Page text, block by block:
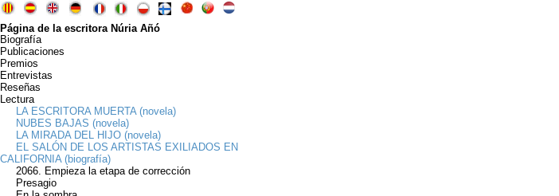
Biografía
Publicaciones
Premios
Entrevistas
Reseñas
Lectura
LA ESCRITORA MUERTA (novela)
NUBES BAJAS (novela)
LA MIRADA DEL HIJO (novela)
EL SALÓN DE LOS ARTISTAS EXILIADOS EN
CALIFORNIA (biografía)
2066. Empieza la etapa de corrección
Presagio
Página de la escritora Núria Añó